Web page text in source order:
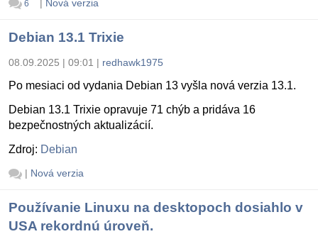
6 | Nová verzia
Debian 13.1 Trixie
08.09.2025 | 09:01 | redhawk1975
Po mesiaci od vydania Debian 13 vyšla nová verzia 13.1.
Debian 13.1 Trixie opravuje 71 chýb a pridáva 16
bezpečnostných aktualizácií.
Zdroj: Debian
| Nová verzia
Používanie Linuxu na desktopoch dosiahlo v
USA rekordnú úroveň.